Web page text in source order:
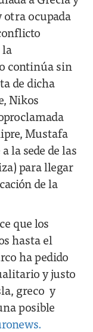
otra ocupada
la
continúa sin
de dicha
Nikos
Mustafa
la sede de las
para llegar
de la
que los
hasta el
ha pedido
y justo
greco y
posible